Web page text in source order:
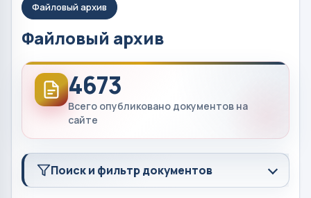
Файловый архив
Файловый архив
4673
Всего опубликовано документов на
сайте
Поиск и фильтр документов